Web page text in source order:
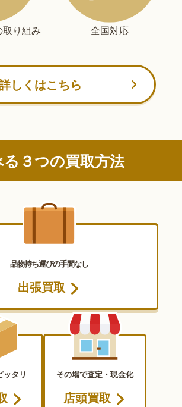
り組み 全国対応
しくはこちら
３つの買取方法
品物持ち運びの手間なし
出張買取
ッタリ その場で査定・現金化
店頭買取